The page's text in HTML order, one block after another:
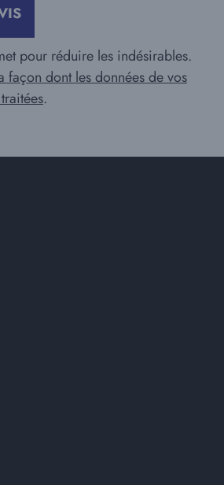
pour réduire les indésirables.
façon dont les données de vos
.